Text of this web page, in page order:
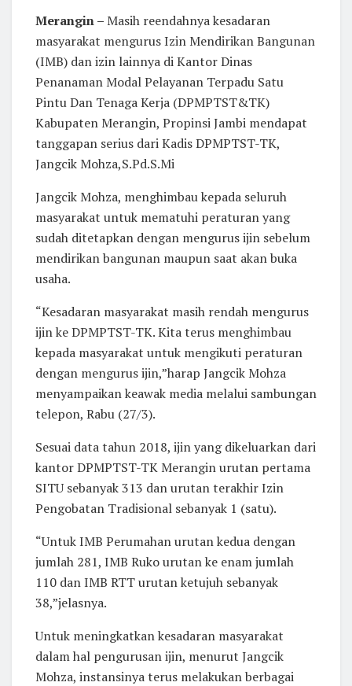
Merangin –Masih reendahnya kesadaran
masyarakat mengurus Izin Mendirikan Bangunan
(IMB) dan izin lainnya di Kantor Dinas
Penanaman Modal Pelayanan Terpadu Satu
Pintu Dan Tenaga Kerja (DPMPTST&TK)
Kabupaten Merangin, Propinsi Jambi mendapat
tanggapan serius dari Kadis DPMPTST-TK,
Jangcik Mohza,S.Pd.S.Mi
Jangcik Mohza, menghimbau kepada seluruh
masyarakat untuk mematuhi peraturan yang
sudah ditetapkan dengan mengurus ijin sebelum
mendirikan bangunan maupun saat akan buka
usaha.
“Kesadaran masyarakat masih rendah mengurus
ijin ke DPMPTST-TK. Kita terus menghimbau
kepada masyarakat untuk mengikuti peraturan
dengan mengurus ijin,”harap Jangcik Mohza
menyampaikan keawak media melalui sambungan
telepon, Rabu (27/3).
Sesuai data tahun 2018, ijin yang dikeluarkan dari
kantor DPMPTST-TK Merangin urutan pertama
SITU sebanyak 313 dan urutan terakhir Izin
Pengobatan Tradisional sebanyak 1 (satu).
“Untuk IMB Perumahan urutan kedua dengan
jumlah 281, IMB Ruko urutan ke enam jumlah
110 dan IMB RTT urutan ketujuh sebanyak
38,”jelasnya.
Untuk meningkatkan kesadaran masyarakat
dalam hal pengurusan ijin, menurut Jangcik
Mohza, instansinya terus melakukan berbagai